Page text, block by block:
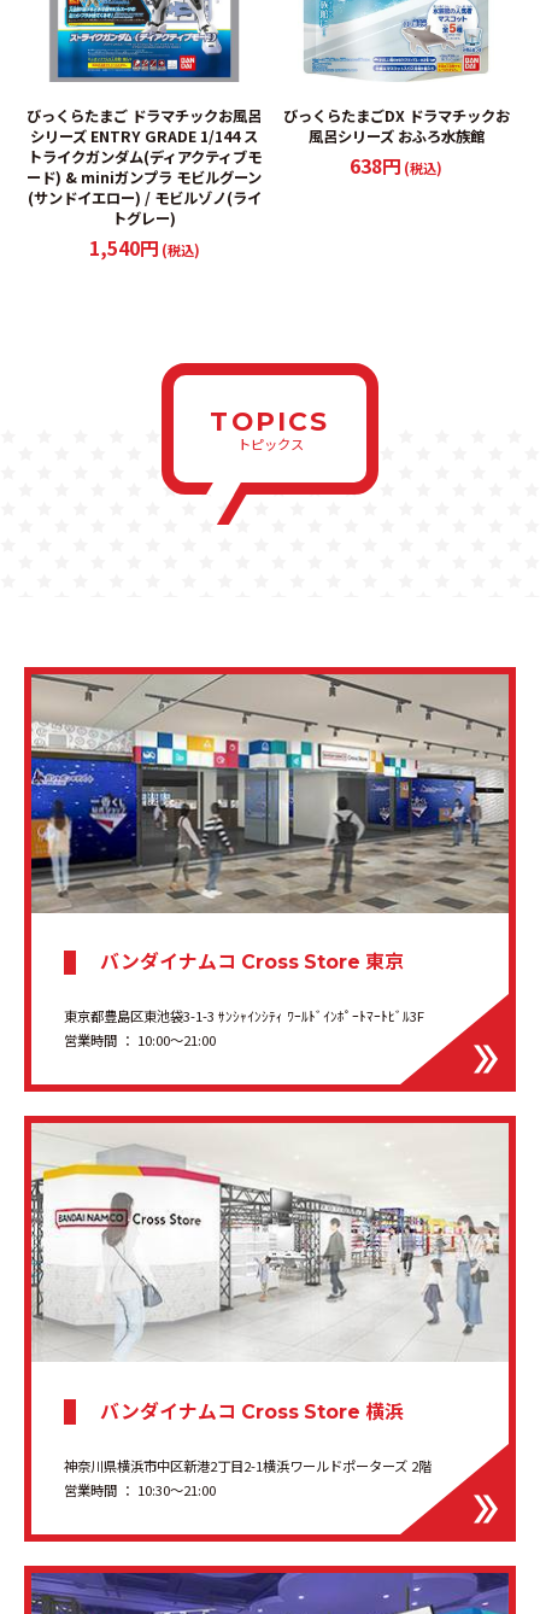
びっくらたまご ドラマチックお風呂
シリーズ ENTRY GRADE 1/144 ス
トライクガンダム(ディアクティブモ
ード) & miniガンプラ モビルグーン
(サンドイエロー) / モビルゾノ(ライ
トグレー)
1,540円 (税込)
びっくらたまごDX ドラマチックお
風呂シリーズ おふろ水族館
638円 (税込)
TOPICS
トピックス
バンダイナムコ Cross Store 東京
東京都豊島区東池袋3-1-3 ｻﾝｼｬｲﾝｼﾃｨ ﾜｰﾙﾄﾞｲﾝﾎﾟｰﾄﾏｰﾄﾋﾞﾙ3F
営業時間 ： 10:00〜21:00
バンダイナムコ Cross Store 横浜
神奈川県横浜市中区新港2丁目2-1横浜ワールドポーターズ 2階
営業時間 ： 10:30〜21:00